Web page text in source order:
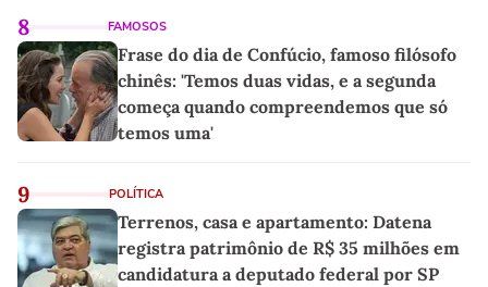
8 FAMOSOS
Frase do dia de Confúcio, famoso filósofo
chinês: 'Temos duas vidas, e a segunda
começa quando compreendemos que só
temos uma'
9 POLÍTICA
Terrenos, casa e apartamento: Datena
registra patrimônio de R$ 35 milhões em
candidatura a deputado federal por SP